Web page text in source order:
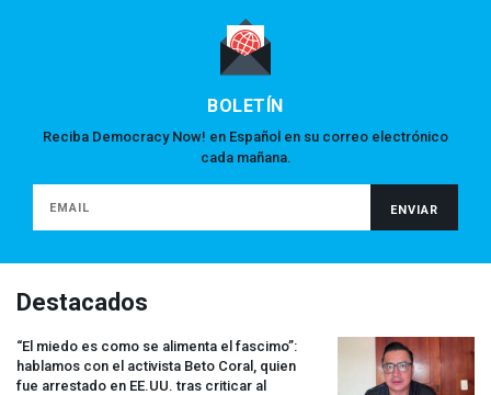
BOLETÍN
Reciba Democracy Now! en Español en su correo electrónico
cada mañana.
Destacados
“El miedo es como se alimenta el fascimo”:
hablamos con el activista Beto Coral, quien
fue arrestado en EE.UU. tras criticar al